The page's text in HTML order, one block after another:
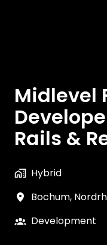
Midlevel
Rails &
Hybrid
Bochum,
Development